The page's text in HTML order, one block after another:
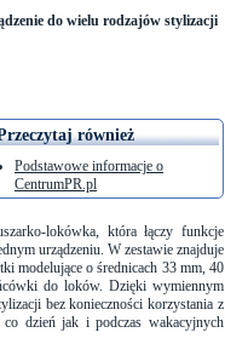
do wielu rodzajów stylizacji
również
Podstawowe informacje o
CentrumPR.pl
lokówka, która łączy funkcje
urządzeniu. W zestawie znajduje
modelujące o średnicach 33 mm, 40
do loków. Dzięki wymiennym
bez konieczności korzystania z
dzień jak i podczas wakacyjnych